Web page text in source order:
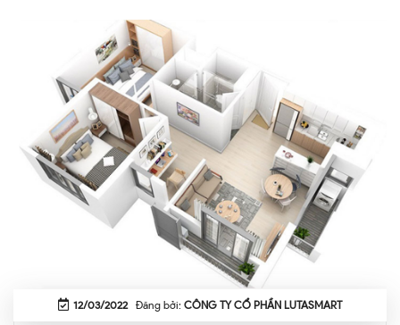
12/03/2022Đăng bởi: CÔNG TY CỔ PHẦN LUTASMART